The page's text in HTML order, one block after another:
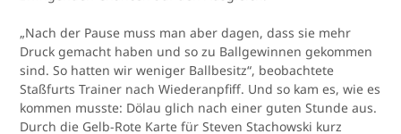
„Nach der Pause muss man aber dagen, dass sie mehr
Druck gemacht haben und so zu Ballgewinnen gekommen
sind. So hatten wir weniger Ballbesitz“, beobachtete
Staßfurts Trainer nach Wiederanpfiff. Und so kam es, wie es
kommen musste: Dölau glich nach einer guten Stunde aus.
Durch die Gelb-Rote Karte für Steven Stachowski kurz